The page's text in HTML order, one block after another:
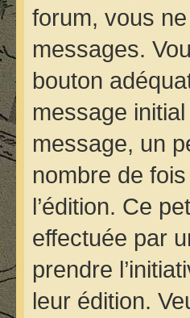
forum, vous
messages.
bouton
message
message, un
nombre de
l’édition. Ce
effectuée par
prendre
leur édition.